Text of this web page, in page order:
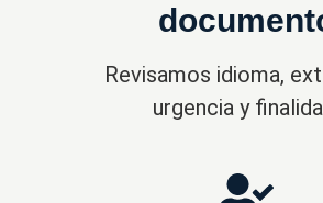
Revisamos idioma,
urgencia y